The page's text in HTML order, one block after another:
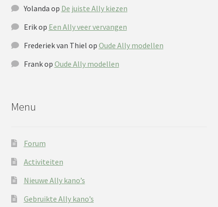
Yolanda op De juiste Ally kiezen
Erikop Een Ally veer vervangen
Frederiek van Thiel op Oude Ally modellen
Frankop Oude Ally modellen
Menu
Forum
Activiteiten
Nieuwe Ally kano’s
Gebruikte Ally kano’s